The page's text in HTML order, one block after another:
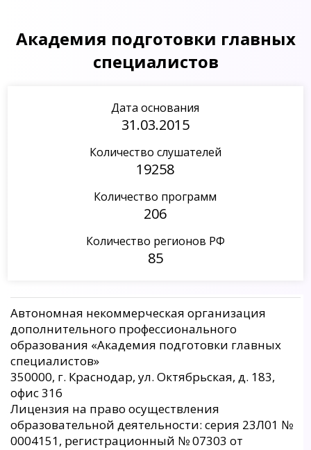
Академия подготовки главных
специалистов
Дата основания
31.03.2015
Количество слушателей
19258
Количество программ
206
Количество регионов РФ
85
Автономная некоммерческая организация
дополнительного профессионального
образования «Академия подготовки главных
специалистов»
350000, г. Краснодар, ул. Октябрьская, д. 183,
офис 316
Лицензия на право осуществления
образовательной деятельности: серия 23Л01 №
0004151, регистрационный № 07303 от